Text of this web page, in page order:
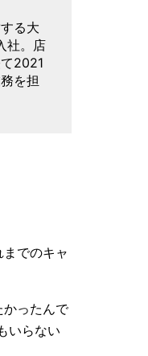
る大
社。店
2021
を担
でのキャ
かったんで
いらない